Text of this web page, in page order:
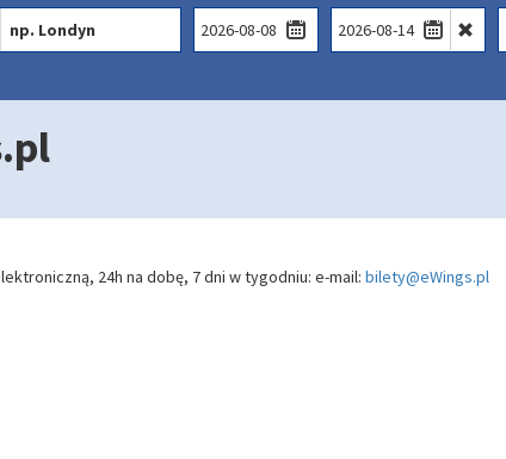
24h na dobę, 7 dni w tygodniu: e-mail: bilety@eWings.pl